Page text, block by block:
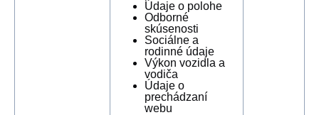
Údaje o polohe
Odborné
skúsenosti
Sociálne a
rodinné údaje
Výkon vozidla a
vodiča
Údaje o
prechádzaní
webu